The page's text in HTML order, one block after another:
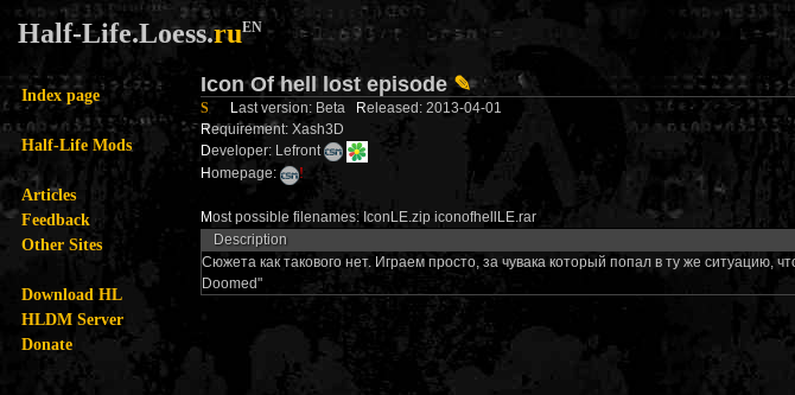
Half-Life.Loess.ruEN
Index page
Half-Life Mods
Articles
Feedback
Other Sites
Download HL
HLDM Server
Donate
Icon Of hell lost episode✎
S Last version: Beta Released: 2013-04-01
Requirement: Xash3D
Developer: Lefront
Homepage: !
Most possible filenames: IconLE.zip iconofhellLE.rar
Description
Сюжета как такового нет. Играем просто, за чувака который попал в ту же ситуацию,
Doomed"